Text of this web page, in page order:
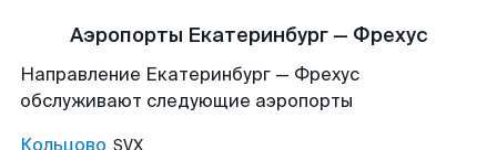
Аэропорты Екатеринбург — Фрехус
Направление Екатеринбург — Фрехус
обслуживают следующие аэропорты
Кольцово SVX